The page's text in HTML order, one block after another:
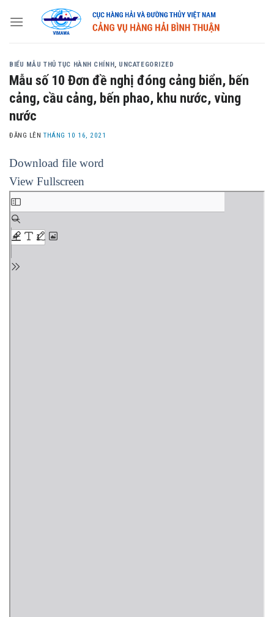
BIỂU MẪU THỦ TỤC HÀNH CHÍNH, UNCATEGORIZED
Mẫu số 10 Đơn đề nghị đóng cảng biển, bến
cảng, cầu cảng, bến phao, khu nước, vùng
nước
ĐĂNG LÊNTHÁNG 10 16, 2021
Download file word
View Fullscreen